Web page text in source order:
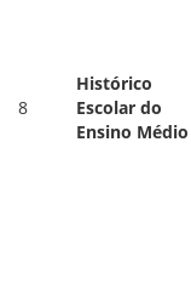
8
Histórico
Escolar do
Ensino Médio